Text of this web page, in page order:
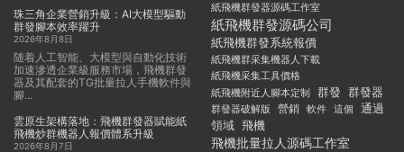
珠三角企業營銷升級：AI大模型驅動
群發腳本效率躍升
2026年8月8日
随着人工智能、大模型與自動化技術
加速滲透企業級服務市場，飛機群發
器及其配套的TG批量拉人手機軟件與
腳...
雲原生架構落地：飛機群發器賦能紙
飛機炒群機器人報價體系升級
2026年8月7日
紙飛機群發器源碼工作室
紙飛機群發源碼公司
紙飛機群發系統報價
紙飛機群采集機器人下載
紙飛機采集工具價格
紙飛機附近人腳本定制
群發 群發器
群發器破解版 營銷 軟件 這個
通過
領域 飛機
飛機批量拉人源碼工作室